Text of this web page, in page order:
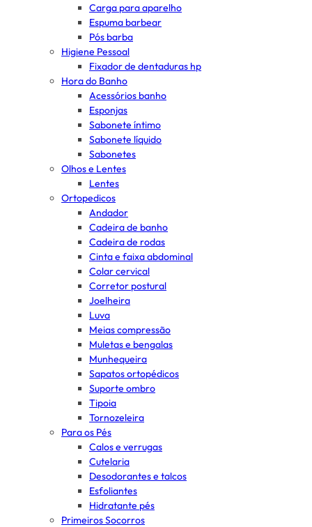
Carga para aparelho
Espuma barbear
Pós barba
Higiene Pessoal
Fixador de dentaduras hp
Hora do Banho
Acessórios banho
Esponjas
Sabonete íntimo
Sabonete líquido
Sabonetes
Olhos e Lentes
Lentes
Ortopedicos
Andador
Cadeira de banho
Cadeira de rodas
Cinta e faixa abdominal
Colar cervical
Corretor postural
Joelheira
Luva
Meias compressão
Muletas e bengalas
Munhequeira
Sapatos ortopédicos
Suporte ombro
Tipoia
Tornozeleira
Para os Pés
Calos e verrugas
Cutelaria
Desodorantes e talcos
Esfoliantes
Hidratante pés
Primeiros Socorros